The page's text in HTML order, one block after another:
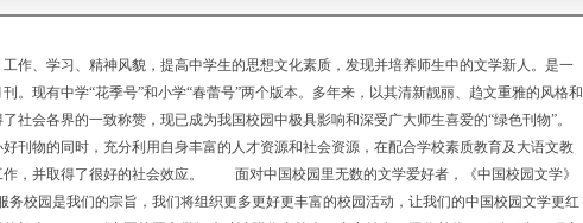
作、学习、精神风貌，提高中学生的思想文化素质，发现并培养师生中的文学新人。是一
。现有中学“花季号”和小学“春蕾号”两个版本。多年来，以其清新靓丽、趋文重雅的风格和
社会各界的一致称赞，现已成为我国校园中极具影响和深受广大师生喜爱的“绿色刊物”。
物的同时，充分利用自身丰富的人才资源和社会资源，在配合学校素质教育及大语文教
作，并取得了很好的社会效应。 面对中国校园里无数的文学爱好者，《中国校园文学》
务校园是我们的宗旨，我们将组织更多更好更丰富的校园活动，让我们的中国校园文学更红